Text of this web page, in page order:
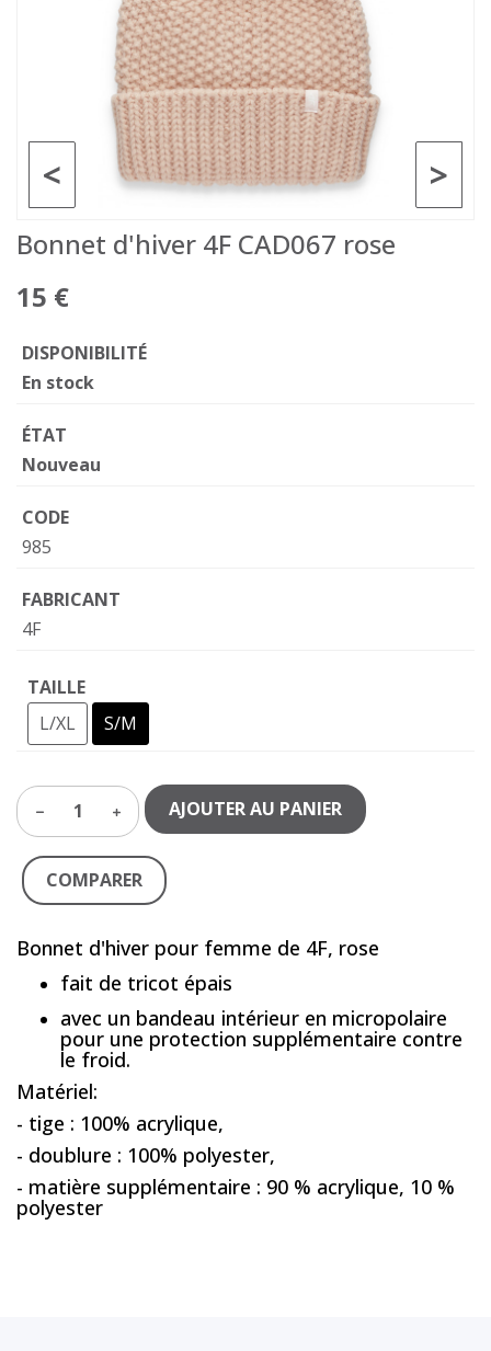
>
<
Bonnet d'hiver 4F CAD067 rose
15 €
DISPONIBILITÉ
En stock
ÉTAT
Nouveau
CODE
985
FABRICANT
4F
TAILLE
L/XL
S/M
1 AJOUTER AU PANIER
COMPARER
Bonnet d'hiver pour femme de 4F, rose
fait de tricot épais
avec un bandeau intérieur en micropolaire
pour une protection supplémentaire contre
le froid.
Matériel:
- tige : 100% acrylique,
- doublure : 100% polyester,
- matière supplémentaire : 90 % acrylique, 10 %
polyester